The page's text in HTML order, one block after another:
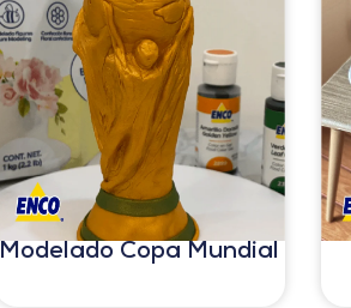
Modelado Copa Mundial